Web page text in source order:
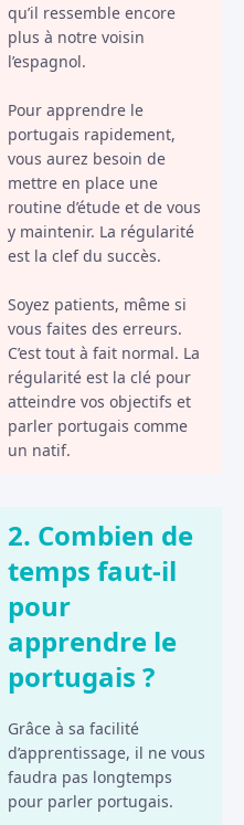
qu’il ressemble encore
plus à notre voisin
l’espagnol.
Pour apprendre le
portugais rapidement,
vous aurez besoin de
mettre en place une
routine d’étude et de vous
y maintenir. La régularité
est la clef du succès.
Soyez patients, même si
vous faites des erreurs.
C’est tout à fait normal. La
régularité est la clé pour
atteindre vos objectifs et
parler portugais comme
un natif.
2. Combien de
temps faut-il
pour
apprendre le
portugais ?
Grâce à sa facilité
d’apprentissage, il ne vous
faudra pas longtemps
pour parler portugais.